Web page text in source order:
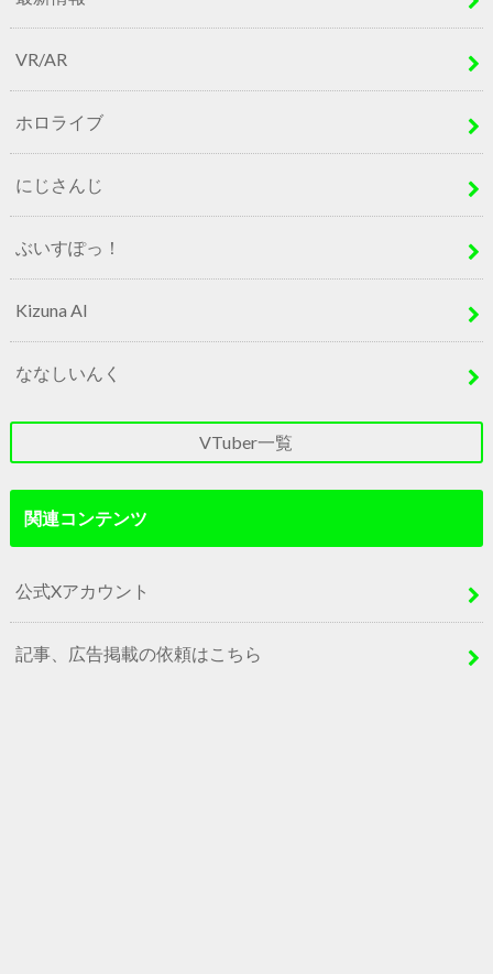
VR/AR
ホロライブ
にじさんじ
ぶいすぽっ！
Kizuna AI
ななしいんく
VTuber一覧
関連コンテンツ
公式Xアカウント
記事、広告掲載の依頼はこちら